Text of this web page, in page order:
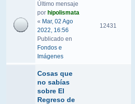
Último mensaje
por hipolismata
« Mar, 02 Ago
2022, 16:56
Publicado en
Fondos e
Imágenes
12431
Cosas que
no sabías
sobre El
Regreso de